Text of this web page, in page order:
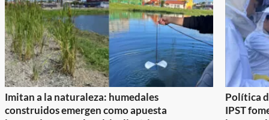
Imitan a la naturaleza: humedales
construidos emergen como apuesta
Política
IPST